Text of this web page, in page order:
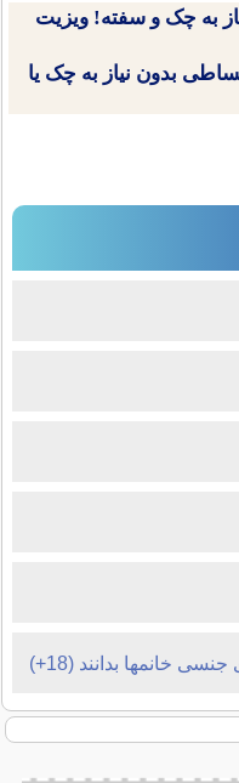
به چک و سفته! ویزیت
بدون نیاز به چک یا
خانمها بدانند (18+)